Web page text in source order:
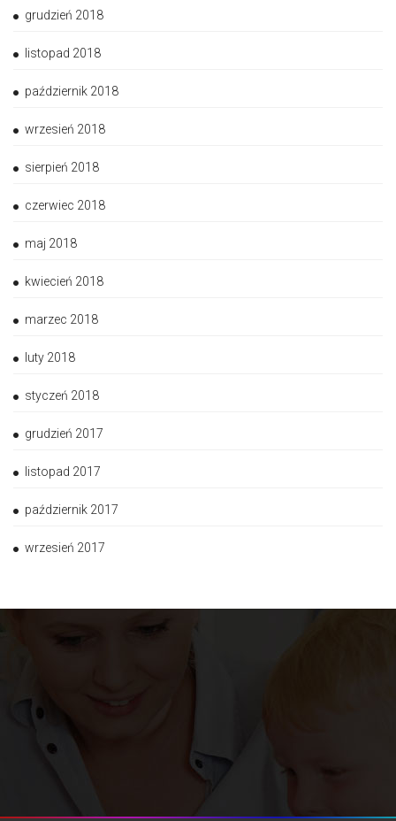
grudzień 2018
listopad 2018
październik 2018
wrzesień 2018
sierpień 2018
czerwiec 2018
maj 2018
kwiecień 2018
marzec 2018
luty 2018
styczeń 2018
grudzień 2017
listopad 2017
październik 2017
wrzesień 2017